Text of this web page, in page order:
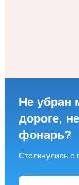
Не убран
дороге,
фонарь?
Столкнулись